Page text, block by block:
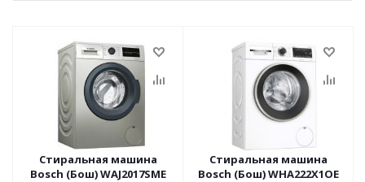
Стиральная машина
Bosch (Бош) WAJ2017SME
Стиральная машина
Bosch (Бош) WHA222X1OE